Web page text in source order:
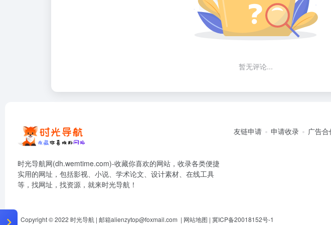
暂无评论...
时光导航网(dh.wemtime.com)-收藏你喜欢的网站，收录各类便捷
实用的网址，包括影视、小说、学术论文、设计素材、在线工具
等，找网址，找资源，就来时光导航！
友链申请 申请收录 广告合
Copyright © 2022 时光导航 | 邮箱alienzytop@foxmail.com | 网站地图 | 冀ICP备20018152号-1